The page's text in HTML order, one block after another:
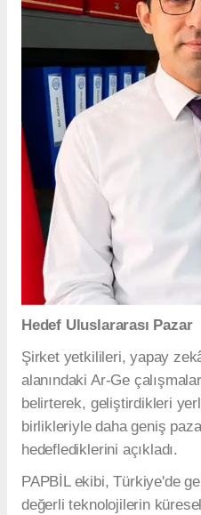
Hedef Uluslararası Pazar
Şirket yetkilileri, yapay
alanındaki Ar-Ge
belirterek, geliştirdikleri
birlikleriyle daha geniş
hedeflediklerini açıkladı.
PAPBİL ekibi, Türkiye'de
değerli teknolojilerin